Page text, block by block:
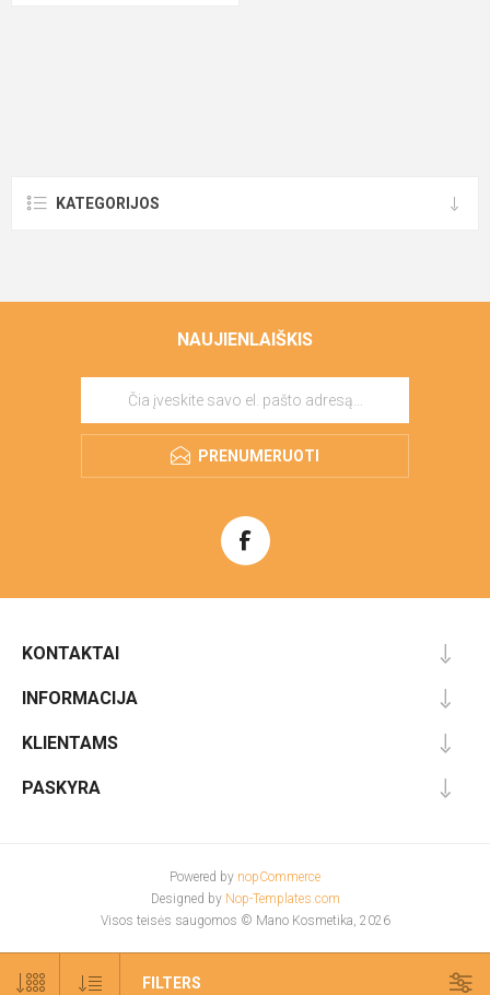
FILTERS
KATEGORIJOS
NAUJIENLAIŠKIS
PRENUMERUOTI
KONTAKTAI
INFORMACIJA
KLIENTAMS
PASKYRA
Powered by nopCommerce
Designed by Nop-Templates.com
Visos teisės saugomos © Mano Kosmetika, 2026